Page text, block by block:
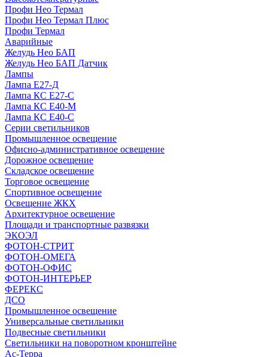
Профи Нео Термал
Профи Нео Термал Плюс
Профи Термал
Аварийные
Желудь Нео БАП
Желудь Нео БАП Датчик
Лампы
Лампа Е27-Д
Лампа КС Е27-С
Лампа КС Е40-М
Лампа КС Е40-С
Серии светильников
Промышленное освещение
Офисно-административное освещение
Дорожное освещение
Складское освещение
Торговое освещение
Спортивное освещение
Освещение ЖКХ
Архитектурное освещение
Площади и транспортные развязки
ЭКОЭЛ
ФОТОН-СТРИТ
ФОТОН-ОМЕГА
ФОТОН-ОФИС
ФОТОН-ИНТЕРЬЕР
ФЕРЕКС
ДСО
Промышленное освещение
Универсальные светильники
Подвесные светильники
Светильники на поворотном кронштейне
Ас-Терра